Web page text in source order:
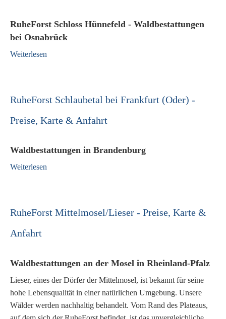
RuheForst Schloss Hünnefeld - Waldbestattungen
bei Osnabrück
Weiterlesen
RuheForst Schlaubetal bei Frankfurt (Oder) -
Preise, Karte & Anfahrt
Waldbestattungen in Brandenburg
Weiterlesen
RuheForst Mittelmosel/Lieser - Preise, Karte &
Anfahrt
Waldbestattungen an der Mosel in Rheinland-Pfalz
Lieser, eines der Dörfer der Mittelmosel, ist bekannt für seine
hohe Lebensqualität in einer natürlichen Umgebung. Unsere
Wälder werden nachhaltig behandelt. Vom Rand des Plateaus,